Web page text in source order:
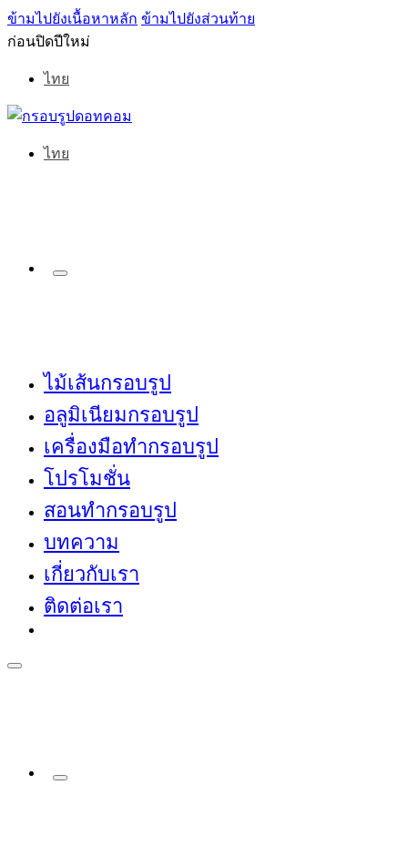
ข้ามไปยังเนื้อหาหลัก ข้ามไปยังส่วนท้าย
ก่อนปิดปีใหม่
ไทย
ไทย
ไม้เส้นกรอบรูป
อลูมิเนียมกรอบรูป
เครื่องมือทำกรอบรูป
โปรโมชั่น
สอนทำกรอบรูป
บทความ
เกี่ยวกับเรา
ติดต่อเรา